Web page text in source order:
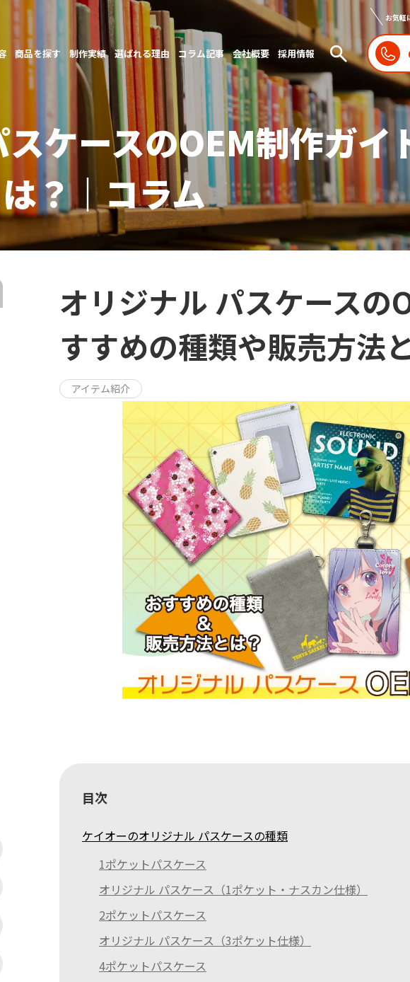
商品を探す 制作実績 選ばれる理由 コラム記事 会社概要 採用情報
お気軽
ケースのOEM制作ガ
？｜コラム
オリジナル パスケースの
すすめの種類や販売方法
アイテム紹介
目次
ケイオーのオリジナル パスケースの種類
1ポケットパスケース
オリジナル パスケース（1ポケット・ナスカン仕様）
2ポケットパスケース
オリジナル パスケース（3ポケット仕様）
4ポケットパスケース